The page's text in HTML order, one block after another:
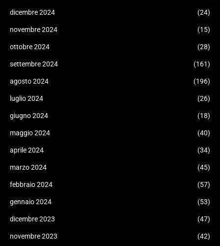
dicembre 2024 (24)
novembre 2024 (15)
ottobre 2024 (28)
settembre 2024 (161)
agosto 2024 (196)
luglio 2024 (26)
giugno 2024 (18)
maggio 2024 (40)
aprile 2024 (34)
marzo 2024 (45)
febbraio 2024 (57)
gennaio 2024 (53)
dicembre 2023 (47)
novembre 2023 (42)